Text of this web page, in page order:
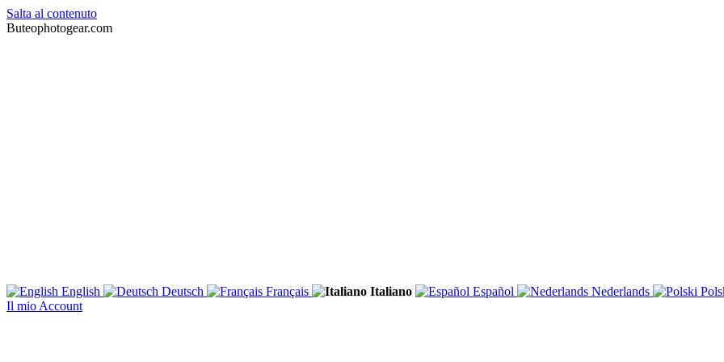
Salta al contenuto
Buteophotogear.com
English Deutsch Français Italiano Español Nederlands
Il mio Account